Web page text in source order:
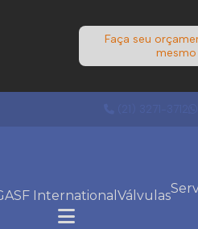
Faça seu
mesmo
SF International Válvulas